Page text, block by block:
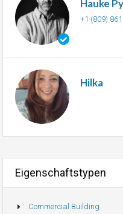
Hauke
+1 (809)
Hilka
Eigenschaftstypen
Commercial Building